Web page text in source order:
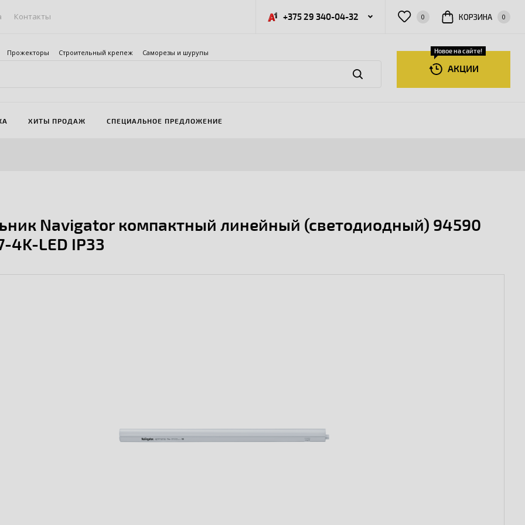
Контакты +375 29 340-04-32 0 КОРЗИНА 0
Прожекторы Строительный крепеж Саморезы и шурупы
АКЦИИ
Новое на сайте!
ХИТЫ ПРОДАЖ СПЕЦИАЛЬНОЕ ПРЕДЛОЖЕНИЕ
Navigator компактный линейный (светодиодный) 94590
4K-LED IP33